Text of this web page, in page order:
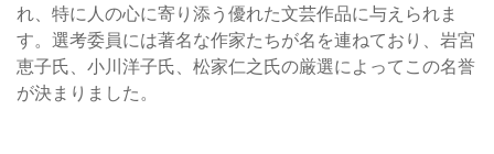
れ、特に人の心に寄り添う優れた文芸作品に与えられま
す。選考委員には著名な作家たちが名を連ねており、岩宮
恵子氏、小川洋子氏、松家仁之氏の厳選によってこの名誉
が決まりました。